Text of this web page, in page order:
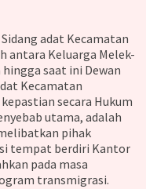
Sidang adat Kecamatan
antara Keluarga Melek-
saat ini Dewan
Kecamatan
secara Hukum
utama, adalah
pihak
tempat berdiri Kantor
pada masa
transmigrasi.